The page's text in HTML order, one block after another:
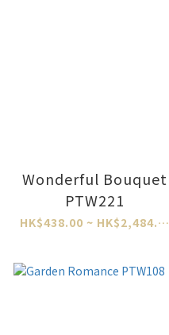
Wonderful Bouquet
PTW221
HK$438.00 ~ HK$2,484.00